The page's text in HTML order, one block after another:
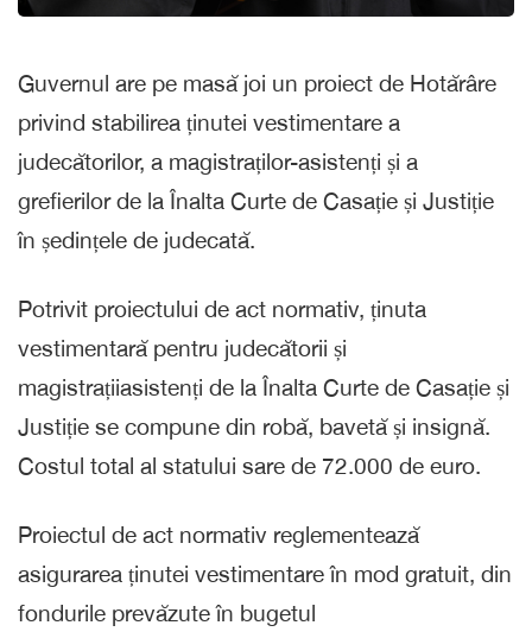
Guvernul are pe masă joi un proiect de Hotărâre
privind stabilirea ținutei vestimentare a
judecătorilor, a magistraților-asistenți și a
grefierilor de la Înalta Curte de Casație și Justiție
în ședințele de judecată.
Potrivit proiectului de act normativ, ținuta
vestimentară pentru judecătorii și
magistrațiiasistenți de la Înalta Curte de Casație și
Justiție se compune din robă, bavetă și insignă.
Costul total al statului sare de 72.000 de euro.
Proiectul de act normativ reglementează
asigurarea ținutei vestimentare în mod gratuit, din
fondurile prevăzute în bugetul